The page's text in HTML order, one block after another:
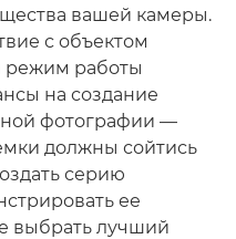
вашей камеры.
с объектом
режим работы
на создание
фотографии —
должны сойтись
серию
ее
выбрать лучший